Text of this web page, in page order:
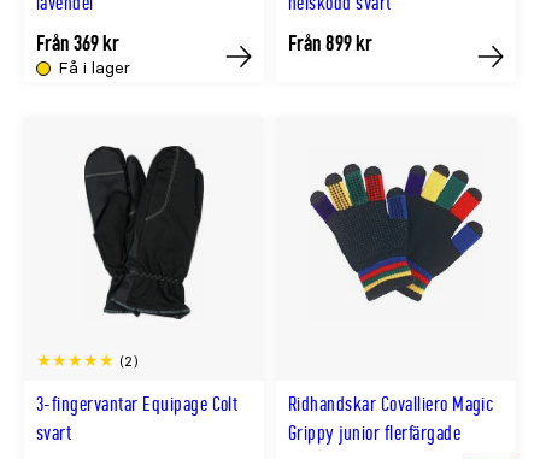
Få i lager
Från 369 kr
Köp
Från 899 kr
Köp
3-fingervantar Equipage Colt
svart
(2)
Ridhandskar Covalliero Magic
Grippy junior flerfärgade